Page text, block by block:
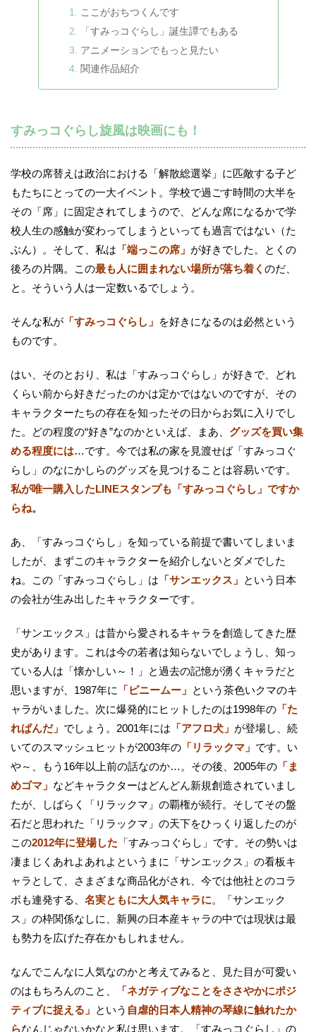
ここがおちつくんです
「すみっコぐらし」誕生譚でもある
アニメーションでもっと見たい
関連作品紹介
すみっコぐらし旋風は映画にも！
学校の席替えは政治における「解散総選挙」に匹敵する子ど
もたちにとっての一大イベント。学校で過ごす時間の大半を
その「席」に固定されてしまうので、どんな席になるかで学
校人生の感触が変わってしまうといっても過言ではない（た
ぶん）。そして、私は 「端っこの席」 が好きでした。とくの
後ろの片隅。この最も人に囲まれない場所が落ち着く のだ、
と。そういう人は一定数いるでしょう。
そんな私が 「すみっコぐらし」 を好きになるのは必然という
ものです。
はい、そのとおり、私は「すみっコぐらし」が好きで、どれ
くらい前から好きだったのかは定かではないのですが、その
キャラクターたちの存在を知ったその日からお気に入りでし
た。どの程度の“好き”なのかといえば、まあ、 グッズを買い集
める程度には…です。今では私の家を見渡せば「すみっコぐ
らし」のなにかしらのグッズを見つけることは容易いです。
私が唯一購入したLINEスタンプも「すみっコぐらし」ですか
らね。
あ、「すみっコぐらし」を知っている前提で書いてしまいま
したが、まずこのキャラクターを紹介しないとダメでした
ね。この「すみっコぐらし」は 「サンエックス」 という日本
の会社が生み出したキャラクターです。
「サンエックス」は昔から愛されるキャラを創造してきた歴
史があります。これは今の若者は知らないでしょうし、知っ
ている人は「懐かしい～！」と過去の記憶が湧くキャラだと
思いますが、1987年に
「ピニームー」 という茶色いクマのキ
ャラがいました。次に爆発的にヒットしたのは1998年の 「た
れぱんだ」 でしょう。2001年には 「アフロ犬」 が登場し、続
いてのスマッシュヒットが2003年の 「リラックマ」 です。い
や～、もう16年以上前の話なのか…。その後、2005年の 「ま
めゴマ」 などキャラクターはどんどん新規創造されていまし
たが、しばらく「リラックマ」の覇権が続行。そしてその盤
石だと思われた「リラックマ」の天下をひっくり返したのが
この2012年に登場した 「すみっコぐらし」です。その勢いは
凄まじくあれよあれよというまに「サンエックス」の看板キ
ャラとして、さまざまな商品化がされ、今では他社とのコラ
ボも連発する、 名実ともに大人気キャラに。「サンエック
ス」の枠関係なしに、新興の日本産キャラの中では現状は最
も勢力を広げた存在かもしれません。
なんでこんなに人気なのかと考えてみると、見た目が可愛い
のはもちろんのこと、
「ネガティブなことをささやかにポジ
ティブに捉える」 という 自虐的日本人精神の琴線に触れたか
らなんじゃないかなと私は思います。「すみっコぐらし」の